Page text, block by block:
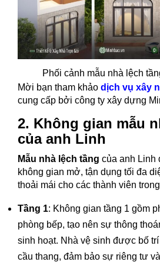
Phối cảnh mẫu nhà lệch
Mời bạn tham khảo dịch vụ xây
cung cấp bởi công ty xây dựng
2. Không gian mẫu
của anh Linh
Mẫu nhà lệch tầng của anh Linh
không gian mở, tận dụng tối đa
thoải mái cho các thành viên
Tầng 1: Không gian tầng 1 gồm
phòng bếp, tạo nên sự thông
sinh hoạt. Nhà vệ sinh được bố
cầu thang, đảm bảo sự riêng tư